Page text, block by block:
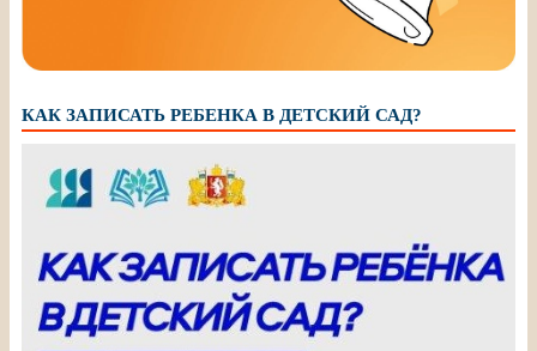
КАК ЗАПИСАТЬ РЕБЕНКА В ДЕТСКИЙ САД?